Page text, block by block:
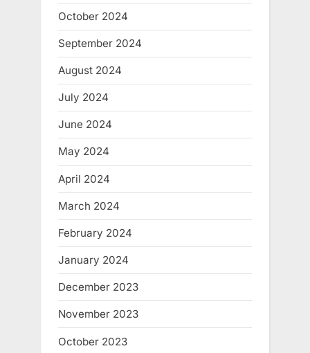
October 2024
September 2024
August 2024
July 2024
June 2024
May 2024
April 2024
March 2024
February 2024
January 2024
December 2023
November 2023
October 2023